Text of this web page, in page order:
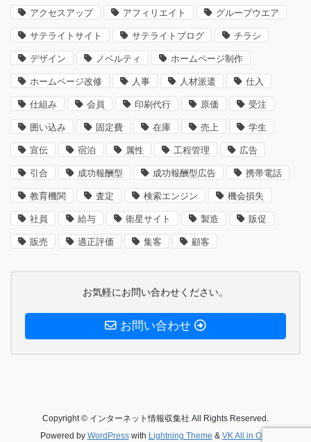
アクセスアップ アフィリエイト グループウエア
サテライトサイト サテライトブログ チラシ
デザイン ノベルティ ホームページ制作
ホームページ改修 人事 人材派遣 仕入
仕組み 会員 印刷代行 原価 受注
囲い込み 固定費 在庫 売上 学生
宣伝 宿泊 属性 工程管理 広告
引合 成功報酬型 成功報酬型広告 携帯電話
教育機関 査定 検索エンジン 機会損失
社員 給与 衛星サイト 製造 販促
販売 適正評価 集客 顧客
お気軽にお問い合わせください。
お問い合わせ
Copyright © インターネット情報収集社 All Rights Reserved.
Powered by WordPresswith Lightning Theme & VK All in One